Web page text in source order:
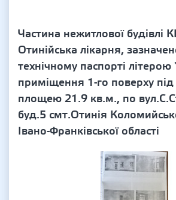
Частина нежитлової будівлі
Отинійська лікарня,
технічному паспорті
приміщення 1-го поверху
площею 21.9 кв.м., по
буд.5 смт.Отинія
Івано-Франківської області